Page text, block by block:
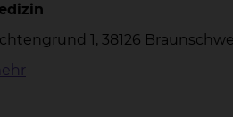
1, 38126